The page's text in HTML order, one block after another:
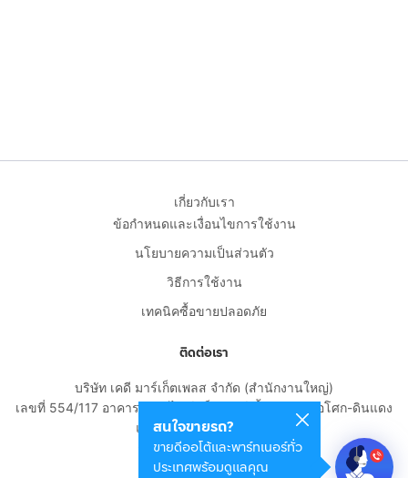
สนใจขายรถ?
ขายดีออโต้และพาร์ทเนอร์ทั่ว
ประเทศพร้อมดูแลคุณ
เกี่ยวกับเรา
ข้อกำหนดและเงื่อนไขการใช้งาน
นโยบายความเป็นส่วนตัว
วิธีการใช้งาน
เทคนิคซื้อขายปลอดภัย
ติดต่อเรา
บริษัท เคดี มาร์เก็ตเพลส จำกัด (สำนักงานใหญ่)
เลขที่ 554/117 อาคารสกายไนน์ เซ็นเตอร์ ชั้น 22 ถนนอโศก-ดินแดง
แขวงดินแดง เขตดินแดง
กรุงเทพมหานคร 10400